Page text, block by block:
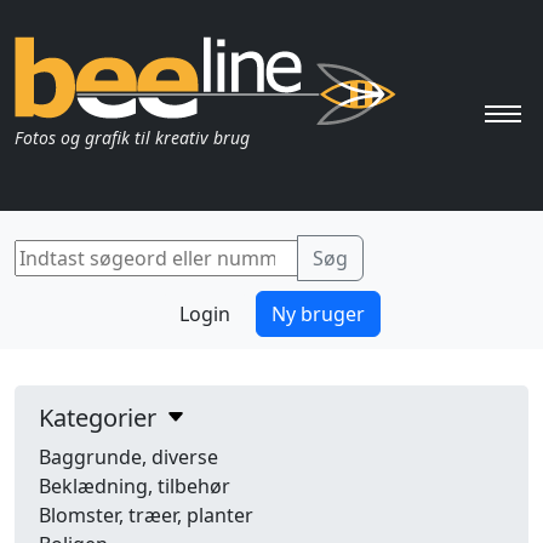
Fotos og grafik til kreativ brug
Login Ny bruger
Kategorier
Baggrunde, diverse
Beklædning, tilbehør
Blomster, træer, planter